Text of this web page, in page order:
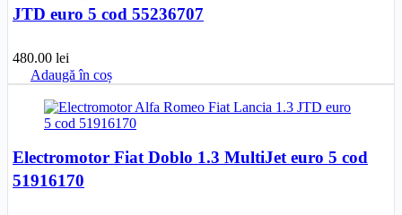
JTD euro 5 cod 55236707
480.00 lei
Adaugă în coș
Electromotor Fiat Doblo 1.3 MultiJet euro 5 cod
51916170